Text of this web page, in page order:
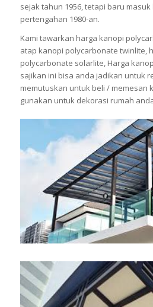
sejak tahun 1956, tetapi baru
pertengahan 1980-an.
Kami tawarkan harga kanopi
atap kanopi polycarbonate twinlite,
polycarbonate solarlite, Harga
sajikan ini bisa anda jadikan untuk
memutuskan untuk beli / memesan
gunakan untuk dekorasi rumah